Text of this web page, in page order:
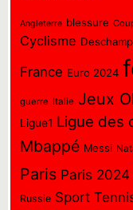
Angleterre blessure
Cyclisme
France Euro 2024
guerre Italie Jeux
Ligue1 Ligue des
Mbappé Messi
Paris Paris 2024
Russie Sport